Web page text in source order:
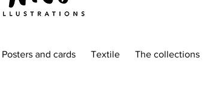
Posters and cards Textile The collections